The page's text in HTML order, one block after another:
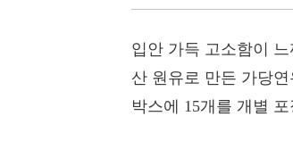
입안 가득 고소함이
산 원유로 만든 가당
박스에 15개를 개별